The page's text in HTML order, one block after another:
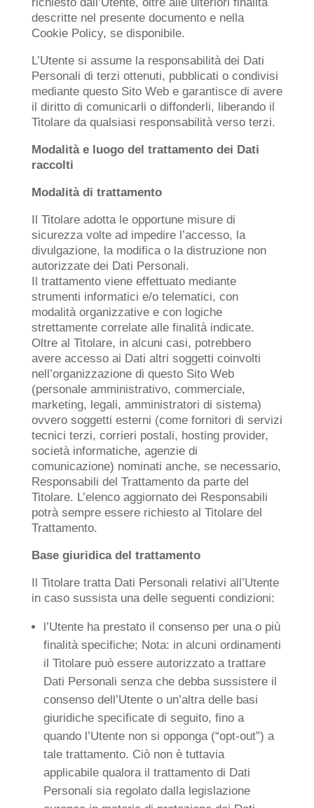
descritte nel presente documento e nella
Cookie Policy, se disponibile.
L’Utente si assume la responsabilità dei Dati
Personali di terzi ottenuti, pubblicati o condivisi
mediante questo Sito Web e garantisce di avere
il diritto di comunicarli o diffonderli, liberando il
Titolare da qualsiasi responsabilità verso terzi.
Modalità e luogo del trattamento dei Dati
raccolti
Modalità di trattamento
Il Titolare adotta le opportune misure di
sicurezza volte ad impedire l’accesso, la
divulgazione, la modifica o la distruzione non
autorizzate dei Dati Personali.
Il trattamento viene effettuato mediante
strumenti informatici e/o telematici, con
modalità organizzative e con logiche
strettamente correlate alle finalità indicate.
Oltre al Titolare, in alcuni casi, potrebbero
avere accesso ai Dati altri soggetti coinvolti
nell’organizzazione di questo Sito Web
(personale amministrativo, commerciale,
marketing, legali, amministratori di sistema)
ovvero soggetti esterni (come fornitori di servizi
tecnici terzi, corrieri postali, hosting provider,
società informatiche, agenzie di
comunicazione) nominati anche, se necessario,
Responsabili del Trattamento da parte del
Titolare. L’elenco aggiornato dei Responsabili
potrà sempre essere richiesto al Titolare del
Trattamento.
Base giuridica del trattamento
Il Titolare tratta Dati Personali relativi all’Utente
in caso sussista una delle seguenti condizioni:
l’Utente ha prestato il consenso per una o più
finalità specifiche; Nota: in alcuni ordinamenti
il Titolare può essere autorizzato a trattare
Dati Personali senza che debba sussistere il
consenso dell’Utente o un’altra delle basi
giuridiche specificate di seguito, fino a
quando l’Utente non si opponga (“opt-out”) a
tale trattamento. Ciò non è tuttavia
applicabile qualora il trattamento di Dati
Personali sia regolato dalla legislazione